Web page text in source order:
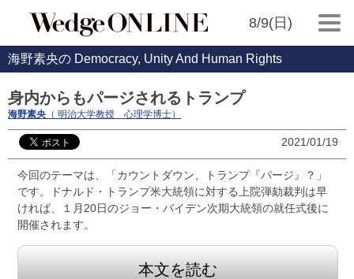
8/9(日)
海野素央の Democracy, Unity And Human Rights
身内からもパージされるトランプ
海野素央 （ 明治大学教授 心理学博士）
2021/01/19
今回のテーマは、「カウントダウン、トランプ『パージ』？」
です。ドナルド・トランプ米大統領に対する上院弾劾裁判は早
ければ、１月20日のジョー・バイデン次期大統領の就任式後に
開催されます。
本文を読む